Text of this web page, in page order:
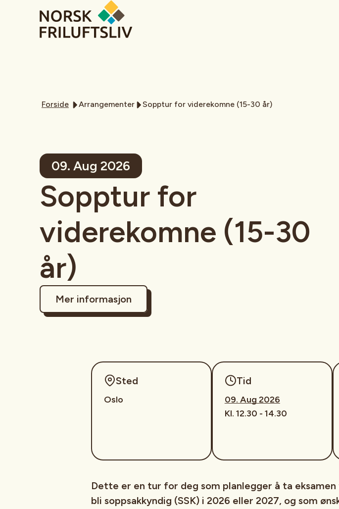
Forside Arrangementer Sopptur for viderekomne (15-30 år)
09. Aug 2026
Sopptur for
viderekomne (15-30
år)
Mer informasjon
Sted
Oslo
Tid
09. Aug 2026
Kl. 12.30 - 14.30
Dette er en tur for deg som planlegger å ta eksamen
bli soppsakkyndig (SSK) i 2026 eller 2027, og som